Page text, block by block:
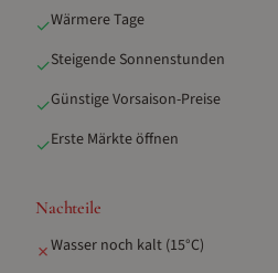
✓Wärmere Tage
✓Steigende Sonnenstunden
✓Günstige Vorsaison-Preise
✓Erste Märkte öffnen
Nachteile
✗Wasser noch kalt (15°C)